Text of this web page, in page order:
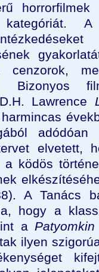
horrorfilmek
cenzorok,
Bizonyos
Lawrence
elvetett,
a ködös
A Tanács
hogy a
a
ilyen